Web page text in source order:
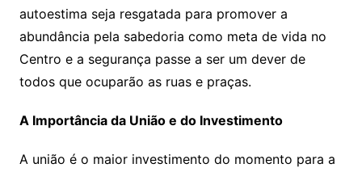
autoestima seja resgatada para promover a
abundância pela sabedoria como meta de vida no
Centro e a segurança passe a ser um dever de
todos que ocuparão as ruas e praças.
A Importância da União e do Investimento
A união é o maior investimento do momento para a